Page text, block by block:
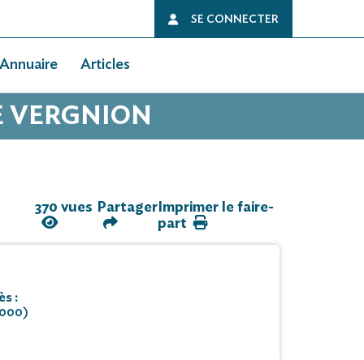
SE CONNECTER
Annuaire Articles
VERGNION
370 vues PartagerImprimer le faire-
part
: